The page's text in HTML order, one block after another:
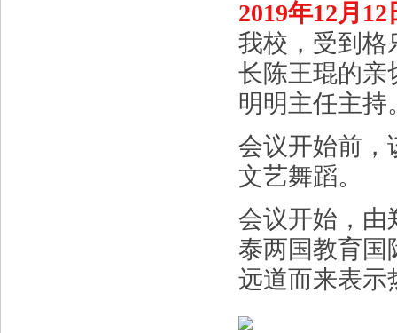
2019年12月 12
我校，受到格
长陈王琨的亲
明明主任主持
会议开始前，
文艺舞蹈。
会议开始，由
泰两国教育国
远道而来表示